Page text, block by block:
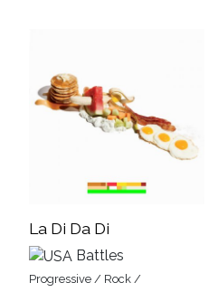
La Di Da Di
Battles
Progressive / Rock /